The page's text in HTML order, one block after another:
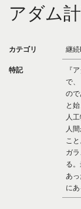
アダム
カテゴリ 継
特記
『
で
の
と
人
人
こ
ガ
る
あ
に